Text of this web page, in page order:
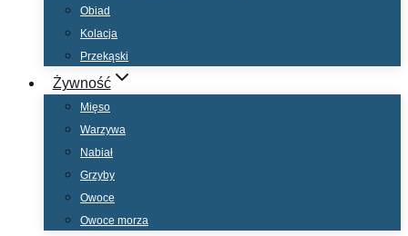
Obiad
Kolacja
Przekąski
Żywność
Mięso
Warzywa
Nabiał
Grzyby
Owoce
Owoce morza